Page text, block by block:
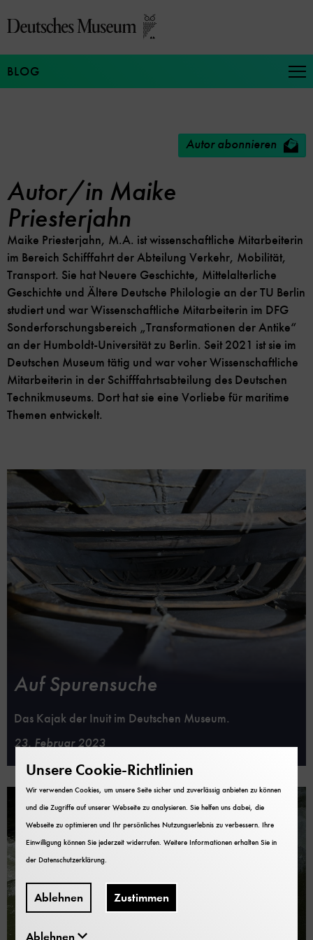
zum
BLOG
Autor abonnieren
Autor/in Maike
Priesterjahn
Maike Priesterjahn, M.A. ist wissenschaftliche Mitarbeiterin
im Bereich Schifffahrt der Abteilung Verkehr, Mobilität,
Transport. Sie hat Neuere Geschichte, Mittelalterliche
Geschichte und Ältere Deutsche Philologie an der TU Berlin
studiert und war Wissenschaftliche Mitarbeiterin im DFG
Sonderforschungsbereich „Transformationen der Antike“
an der Humboldt-Universität zu Berlin. Seit 2021 ist sie im
Deutschen Museum tätig und war voher Wissenschaftliche
Mitarbeiterin in der Schifffahrtsabteilung des Deutschen
Technikmuseums. Dort hat sie eine Vorliebe für maritime
Themen entwickelt.
Auf Spurensuche
Das Kajak der Inuit im Deutschen Museum.
23. Februar 2023
Unsere Cookie-Richtlinien
Wir verwenden Cookies, um unsere Seite sicher und zuverlässig anbieten zu können
und die Zugriffe auf unserer Webseite zu analysieren. Sie helfen uns dabei, die
Webseite zu optimieren und Ihr persönliches Nutzungserlebnis zu verbessern. Ihre
Einwilligung können Sie jederzeit widerrufen. Weitere Informationen erhalten Sie in
derDatenschutzerklärung
Ablehnen Zustimmen
Ablehnen